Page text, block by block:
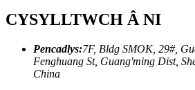
CYSYLLTWCH Â NI
Pencadlys:7F, Bldg SMOK, 29#,
Fenghuang St, Guang'ming Dist,
China